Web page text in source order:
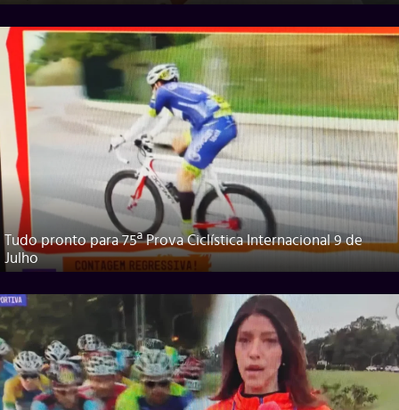
Tudo pronto para 75ª Prova Ciclística Internacional 9 de
Julho